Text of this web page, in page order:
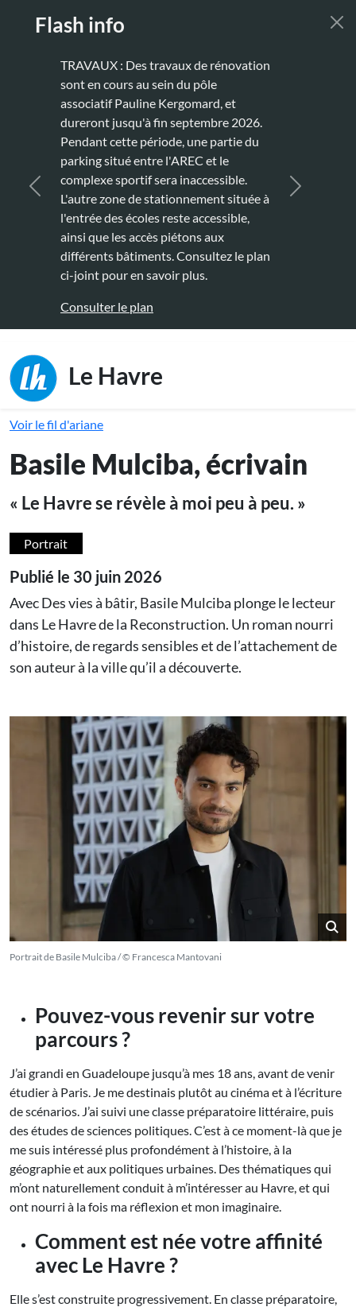
Flash info
TRAVAUX : Des travaux de rénovation
sont en cours au sein du pôle
associatif Pauline Kergomard, et
dureront jusqu'à fin septembre 2026.
Pendant cette période, une partie du
parking situé entre l'AREC et le
complexe sportif sera inaccessible.
L'autre zone de stationnement située à
l'entrée des écoles reste accessible,
ainsi que les accès piétons aux
différents bâtiments. Consultez le plan
ci-joint pour en savoir plus.
Consulter le plan
Précédent
Le Havre
Voir le fil d'ariane
Basile Mulciba, écrivain
« Le Havre se révèle à moi peu à peu. »
Portrait
Publié le 30 juin 2026
Avec Des vies à bâtir, Basile Mulciba plonge le lecteur
dans Le Havre de la Reconstruction. Un roman nourri
d’histoire, de regards sensibles et de l’attachement de
son auteur à la ville qu’il a découverte.
Portrait de Basile Mulciba / © Francesca Mantovani
Pouvez-vous revenir sur votre
parcours ?
J’ai grandi en Guadeloupe jusqu’à mes 18 ans, avant de venir
étudier à Paris. Je me destinais plutôt au cinéma et à l’écriture
de scénarios. J’ai suivi une classe préparatoire littéraire, puis
des études de sciences politiques. C’est à ce moment-là que je
me suis intéressé plus profondément à l’histoire, à la
géographie et aux politiques urbaines. Des thématiques qui
m’ont naturellement conduit à m’intéresser au Havre, et qui
ont nourri à la fois ma réflexion et mon imaginaire.
Comment est née votre affinité
avec Le Havre ?
Elle s’est construite progressivement. En classe préparatoire,